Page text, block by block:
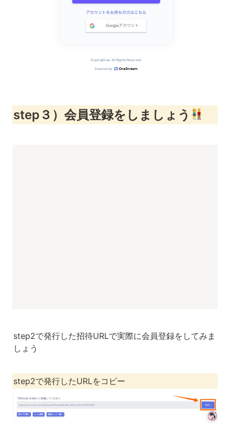
step３）会員登録をしましょう
step2で発行した招待URLで実際に会員登録をしてみま
しょう
step2で発行したURLをコピー